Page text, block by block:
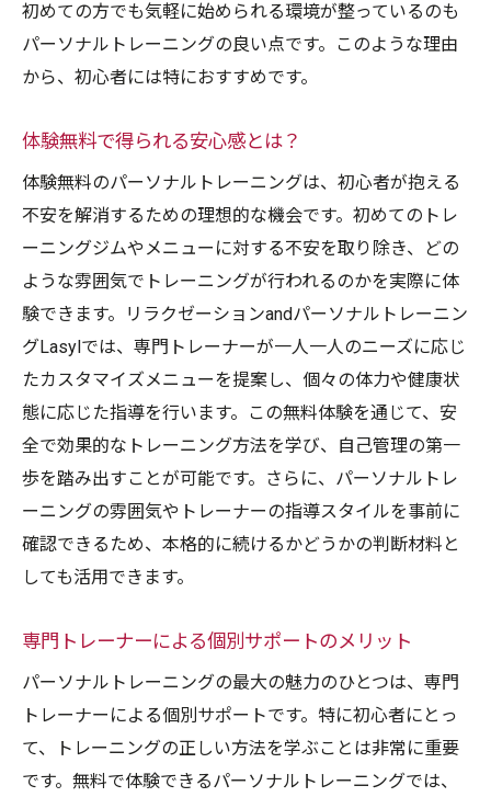
正しいフォームの重要性とその学習法
体力レベルに応じたトレーニングのカスタ
マイズ
怪我を防ぐための基本知識
こと
個別指導がもたらす長期的なメリット
トレーナーから受けるモチベーションの意
義
無料で試せるパーソナルトレーニングが筋トレ
初心者に与える安心感
初心者が多く抱える不安を解消する方法
試してみることで得られる自信の構築
体験無料がもたらす心理的な利点
初めてのトレーニングで注意すべきポイン
ト
パーソナルトレーニング体験無料で始める理想
の筋トレライフ
理想の体型を手に入れるための第一歩
初めての方でも気軽に始められる環境が整っているのも
パーソナルトレーニングの良い点です。このような理由
から、初心者には特におすすめです。
体験無料で得られる安心感とは？
体験無料のパーソナルトレーニングは、初心者が抱える
不安を解消するための理想的な機会です。初めてのトレ
ーニングジムやメニューに対する不安を取り除き、どの
ような雰囲気でトレーニングが行われるのかを実際に体
験できます。リラクゼーションandパーソナルトレーニン
グLasylでは、専門トレーナーが一人一人のニーズに応じ
たカスタマイズメニューを提案し、個々の体力や健康状
態に応じた指導を行います。この無料体験を通じて、安
全で効果的なトレーニング方法を学び、自己管理の第一
歩を踏み出すことが可能です。さらに、パーソナルトレ
ーニングの雰囲気やトレーナーの指導スタイルを事前に
確認できるため、本格的に続けるかどうかの判断材料と
しても活用できます。
専門トレーナーによる個別サポートのメリット
パーソナルトレーニングの最大の魅力のひとつは、専門
トレーナーによる個別サポートです。特に初心者にとっ
て、トレーニングの正しい方法を学ぶことは非常に重要
です。無料で体験できるパーソナルトレーニングでは、